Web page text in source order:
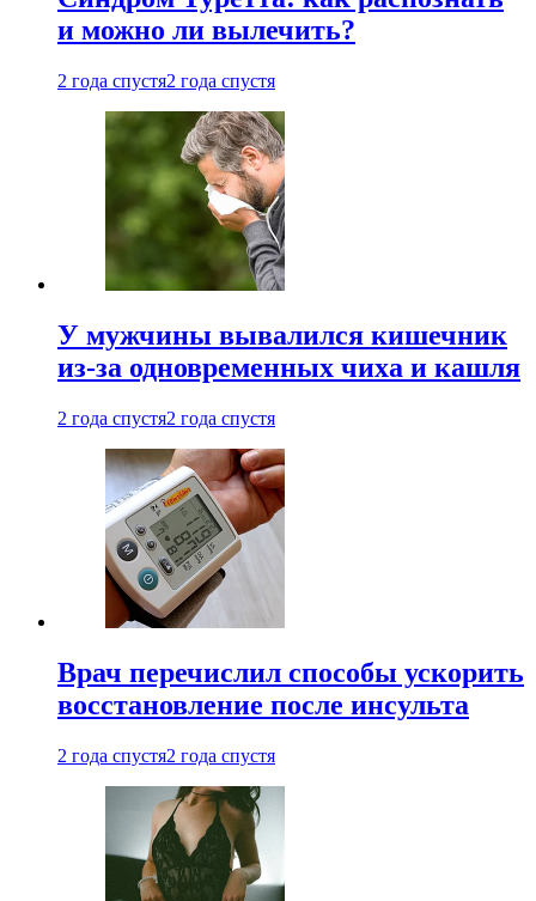
и можно ли вылечить?
2 года спустя2 года спустя
У мужчины вывалился кишечник
из-за одновременных чиха и кашля
2 года спустя2 года спустя
Врач перечислил способы ускорить
восстановление после инсульта
2 года спустя2 года спустя